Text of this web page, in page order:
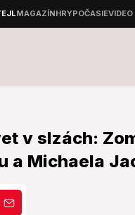
v slzách:
a Michaela